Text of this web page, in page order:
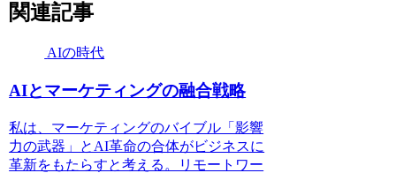
関連記事
AIの時代
AIとマーケティングの融合戦略
私は、マーケティングのバイブル「影響
力の武器」とAI革命の合体がビジネスに
革新をもたらすと考える。リモートワー